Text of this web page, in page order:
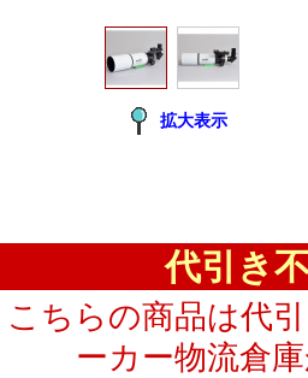
拡大表示
代引き
こちらの商品は代
ーカー物流倉